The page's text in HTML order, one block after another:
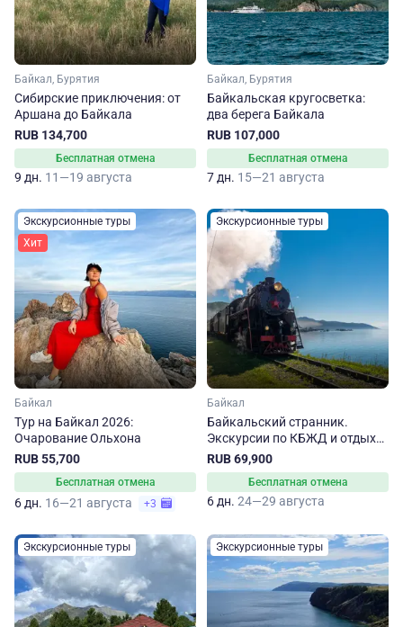
Байкал, Бурятия
Сибирские приключения: от
Аршана до Байкала
RUB 134,700
Бесплатная отмена
9 дн. 11—19 августа
Байкал, Бурятия
Байкальская кругосветка:
два берега Байкала
RUB 107,000
Бесплатная отмена
7 дн. 15—21 августа
Экскурсионные туры
Хит
Байкал
Тур на Байкал 2026:
Очарование Ольхона
RUB 55,700
Бесплатная отмена
6 дн. 16—21 августа +3
Экскурсионные туры
Байкал
Байкальский странник.
Экскурсии по КБЖД и отдых
на Ольхоне
RUB 69,900
Бесплатная отмена
6 дн. 24—29 августа
Экскурсионные туры Экскурсионные туры